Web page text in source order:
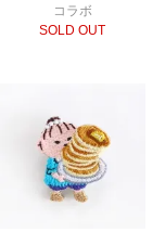
コラボ
SOLD OUT